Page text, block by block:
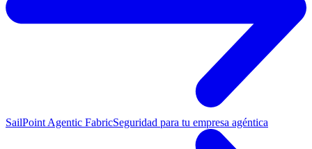
SailPoint Agentic FabricSeguridad para tu empresa agéntica